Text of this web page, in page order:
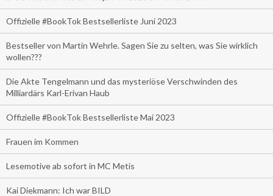
Offizielle #BookTok Bestsellerliste Juni 2023
Bestseller von Martin Wehrle. Sagen Sie zu selten, was Sie wirklich
wollen???
Die Akte Tengelmann und das mysteriöse Verschwinden des
Milliardärs Karl-Erivan Haub
Offizielle #BookTok Bestsellerliste Mai 2023
Frauen im Kommen
Lesemotive ab sofort in MC Metis
Kai Diekmann: Ich war BILD